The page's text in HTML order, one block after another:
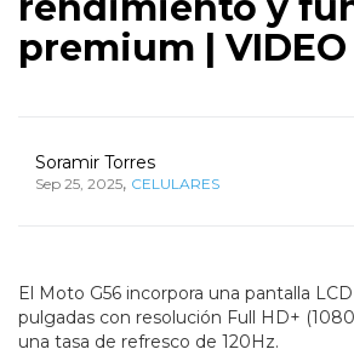
premium | VIDEO
Soramir Torres
Sep 25, 2025, CELULARES
El Moto G56 incorpora una pantalla
pulgadas con resolución Full HD+
una tasa de refresco de 120Hz.